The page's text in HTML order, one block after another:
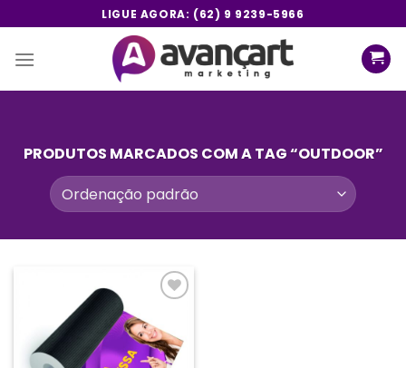
to
content
LIGUE AGORA: (62) 9 9239-5966
PRODUTOS MARCADOS COM A TAG “OUTDOOR”
lista de
desejos